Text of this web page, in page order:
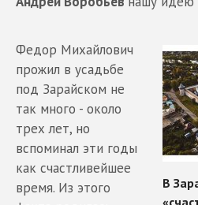
Федор Михайлович
прожил в усадьбе
под Зарайском не
так много - около
трех лет, но
вспоминал эти годы
как счастливейшее
время. Из этого